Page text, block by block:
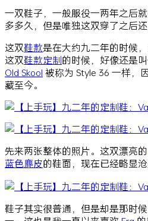
一双鞋子，一般服役一两年之后
多多久，但是唯独这双穿了之后还
这双鞋款是在大约九二年的时候
这双鞋款定制的时候，好像还是
Old Skool 被称为 Style 36 一样，
藏至今。
先来两张整体的照片。这双漂亮的
蓝色麂皮的鞋面，现在已经略显沧
鞋子其实很普通，但是却是那时